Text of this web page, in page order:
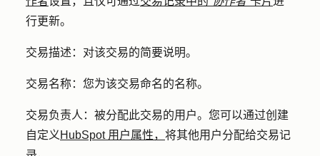
行更新。
交易描述： 对该交易的简要说明。
交易名称： 您为该交易命名的名称。
交易负责人 ：被分配此交易的用户。您可以通过创建
自定义 HubSpot 用户属性， 将其他用户分配给交易记